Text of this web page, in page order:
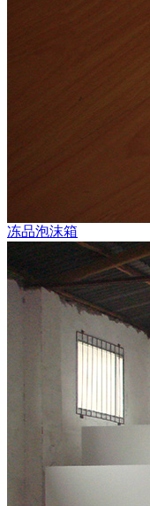
冻品泡沫箱